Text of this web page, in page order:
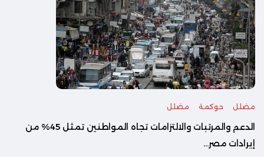
مضلل حوكمة مضلل
الدعم والمرتبات والالتزامات تجاه المواطنين تمثل 45% من
إيرادات مصر...